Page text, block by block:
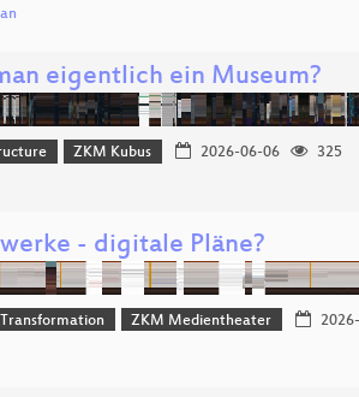
eigentlich ein Museum?
ZKM Kubus 2026-06-06
325
- digitale Pläne?
ZKM Medientheater